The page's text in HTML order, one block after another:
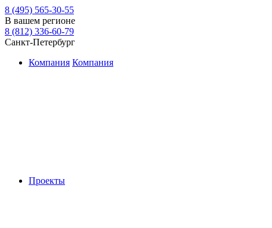
8 (495) 565-30-55
В вашем регионе
8 (812) 336-60-79
Санкт-Петербург
Компания Компания
Проекты